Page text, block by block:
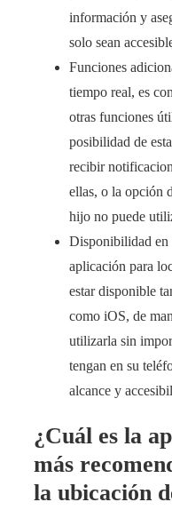
información y
solo sean
Funciones
tiempo real, es
otras funciones
posibilidad de
recibir
ellas, o la opción
hijo no puede
Disponibilidad en
aplicación para
estar disponible
como iOS, de
utilizarla sin
tengan en su
alcance y
¿Cuál es la
más
la ubicación